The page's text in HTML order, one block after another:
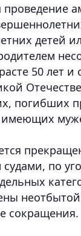
проведение
детей
50 лет и
погибших
по
сокращения.